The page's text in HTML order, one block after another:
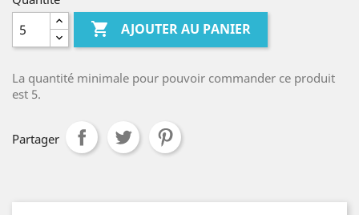
 AJOUTER AU PANIER
La quantité minimale pour pouvoir commander ce produit
est 5.
Partager